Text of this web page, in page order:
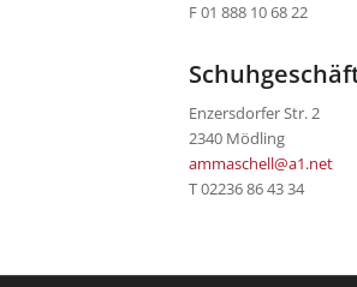
F 01 888 10 68 22
Enzersdorfer Str. 2
2340 Mödling
ammaschell@a1.net
T 02236 86 43 34